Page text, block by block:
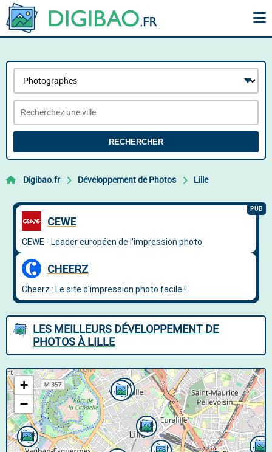
RECHERCHER
Digibao.fr Développement de Photos Lille
LES MEILLEURS DÉVELOPPEMENT DE
PHOTOS À LILLE
+
−